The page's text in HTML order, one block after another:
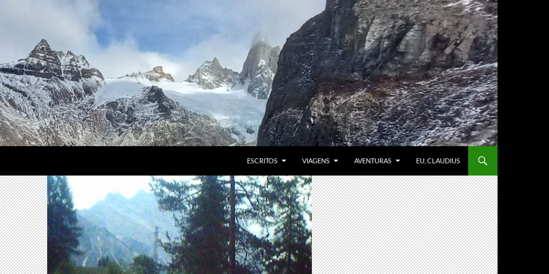
ESCRITOS VIAGENS AVENTURAS EU, CLAUDIUS